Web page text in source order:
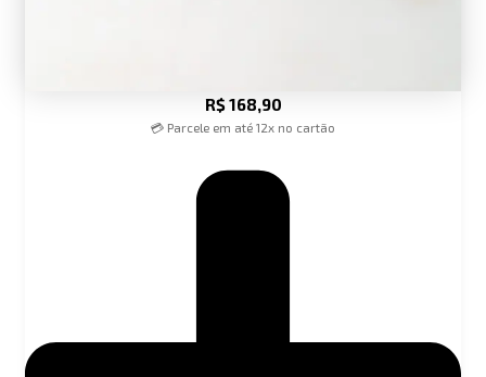
R$168,90
💳 Parcele em até 12x no cartão